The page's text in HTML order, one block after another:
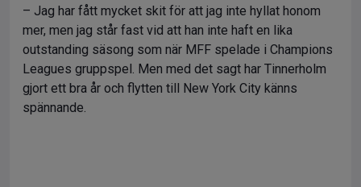
– Jag har fått mycket skit för att jag inte hyllat honom
mer, men jag står fast vid att han inte haft en lika
outstanding säsong som när MFF spelade i Champions
Leagues gruppspel. Men med det sagt har Tinnerholm
gjort ett bra år och flytten till New York City känns
spännande.